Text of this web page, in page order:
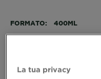
FORMATO 400ML
La tua privacy